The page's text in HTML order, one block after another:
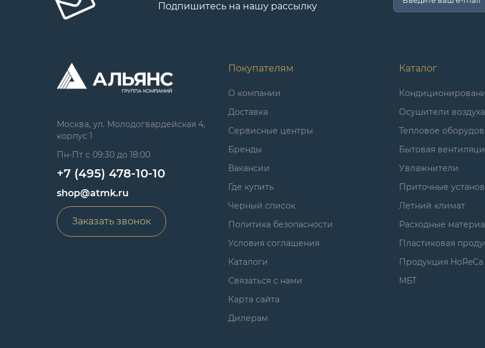
Подпишитесь на нашу рассылку
Москва, ул. Молодогвардейская 4,
корпус 1
Пн-Пт с 09:30 до 18:00
+7 (495) 478-10-10
shop@atmk.ru
Заказать звонок
Покупателям
О компании
Доставка
Сервисные центры
Бренды
Вакансии
Где купить
Черный список
Политика безопасности
Условия соглашения
Каталоги
Связаться с нами
Карта сайта
Дилерам
Каталог
Осушители воздуха
Тепловое
Бытовая
Увлажнители
Приточные
Летний климат
Расходные
Пластиковая
Продукция HoReCa
МБТ